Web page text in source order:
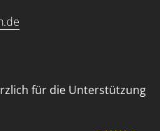
für die Unterstützung